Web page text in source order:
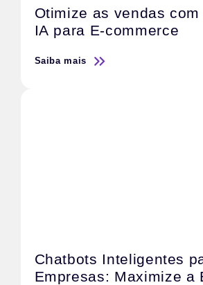
Otimize as vendas
IA para E-commerce
Saiba mais
Chatbots Inteligentes
Empresas: Maximize a